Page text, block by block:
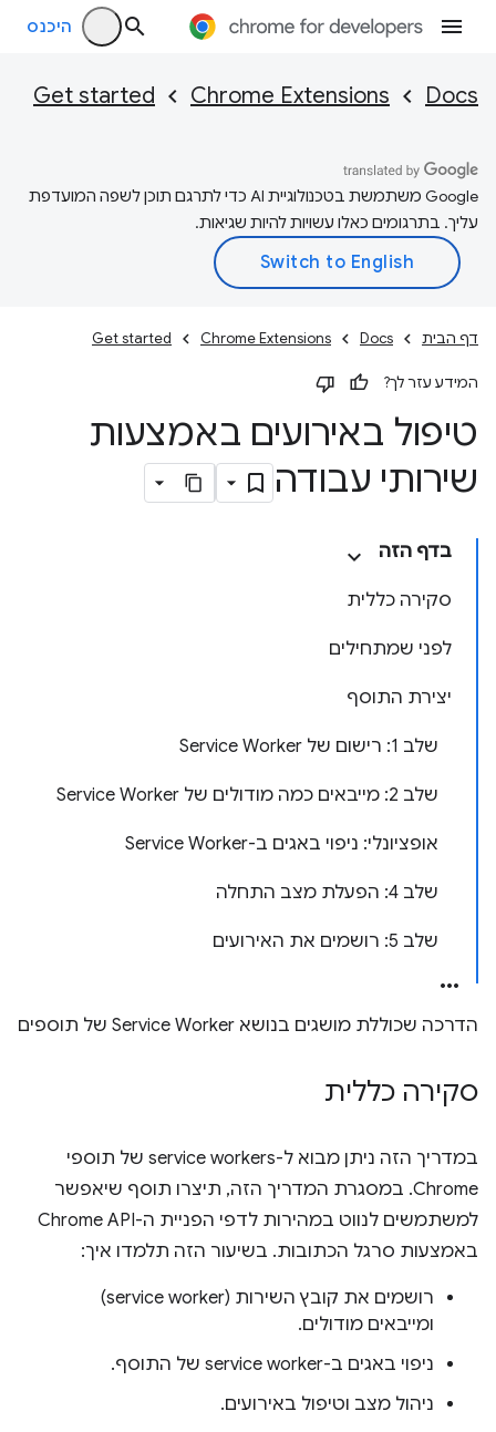
היכנס
Docs
Chrome Extensions
Get started
‫Google משתמשת בטכנולוגיית AI כדי לתרגם תוכן לשפה המועדפת
עליך. בתרגומים כאלו עשויות להיות שגיאות.
דף הבית Docs
Chrome Extensions
Get started
המידע עזר לך?
טיפול באירועים באמצעות
שירותי עבודה
בדף הזה
סקירה כללית
לפני שמתחילים
יצירת התוסף
שלב 1: רישום של Service Worker
שלב 2: מייבאים כמה מודולים של Service Worker
אופציונלי: ניפוי באגים ב-Service Worker
שלב 4: הפעלת מצב התחלה
שלב 5: רושמים את האירועים
הדרכה שכוללת מושגים בנושא Service Worker של תוספים
סקירה כללית
במדריך הזה ניתן מבוא ל-service workers של תוספי
Chrome. במסגרת המדריך הזה, תיצרו תוסף שיאפשר
למשתמשים לנווט במהירות לדפי הפניית ה-Chrome API
באמצעות סרגל הכתובות. בשיעור הזה תלמדו איך:
רושמים את קובץ השירות (service worker)
ומייבאים מודולים.
ניפוי באגים ב-service worker של התוסף.
ניהול מצב וטיפול באירועים.